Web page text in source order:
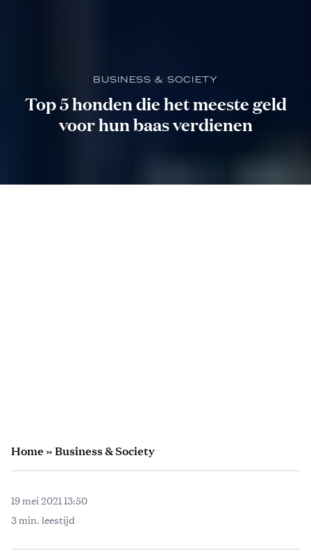
BUSINESS & SOCIETY
Top 5 honden die het meeste geld
voor hun baas verdienen
Home»Business & Society
19 mei 2021 13:50
3 min. leestijd